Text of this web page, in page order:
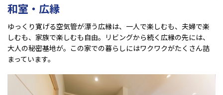
和室・広縁
ゆっくり寛げる空気管が漂う広縁は、一人で楽しむも、夫婦で楽
しむも、家族で楽しむも自由。リビングから続く広縁の先には、
大人の秘密基地が。この家での暮らしにはワクワクがたくさん詰
まっています。